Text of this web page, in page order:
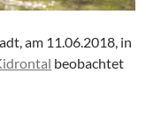
am 11.06.2018, in
beobachtet